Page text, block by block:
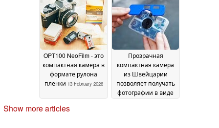
сенсором10 April 2026
объектив за 119
долларов17 March 2026
OPT100 NeoFilm - это
компактная камера в
формате рулона
пленки 13 February 2026
Прозрачная
компактная камера
из Швейцарии
позволяет получать
фотографии в виде
Show more articles